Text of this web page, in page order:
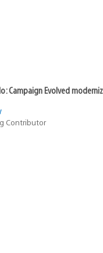
Campaign Evolved
Contributor